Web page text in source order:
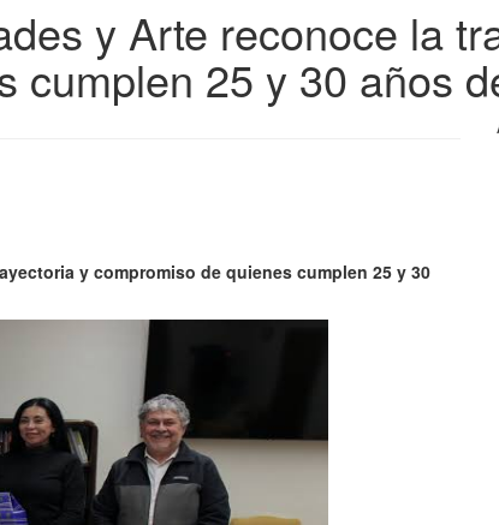
y Arte reconoce la
cumplen 25 y 30 años
y compromiso de quienes cumplen 25 y 30